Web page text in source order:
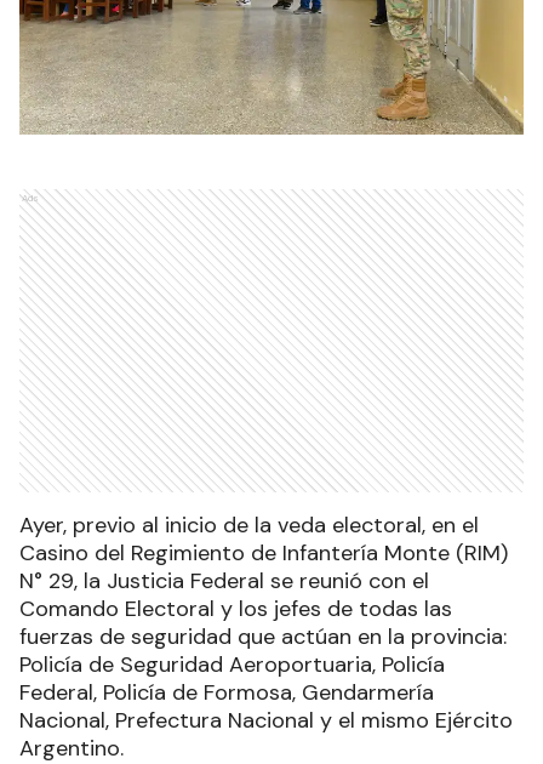
Ads
Ayer, previo al inicio de la veda electoral, en el
Casino del Regimiento de Infantería Monte (RIM)
N° 29, la Justicia Federal se reunió con el
Comando Electoral y los jefes de todas las
fuerzas de seguridad que actúan en la provincia:
Policía de Seguridad Aeroportuaria, Policía
Federal, Policía de Formosa, Gendarmería
Nacional, Prefectura Nacional y el mismo Ejército
Argentino.